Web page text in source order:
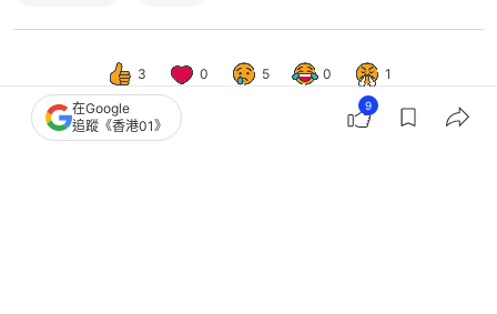
3 0 5 0 1
在Google
追蹤《香港01》
9